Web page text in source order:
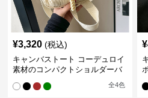
¥3,320 (税込)
キャンバストート コーデュロイ
素材のコンパクトショルダーバ
全4色
¥